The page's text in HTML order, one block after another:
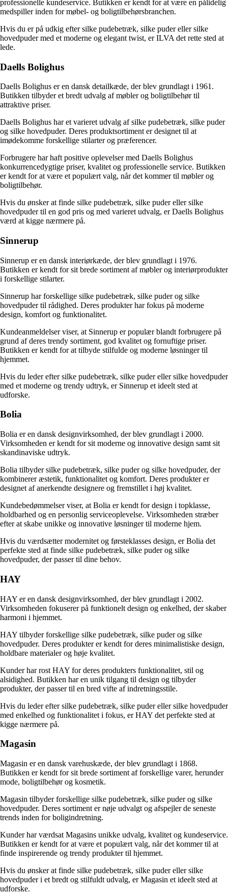
professionelle kundeservice. Butikken er kendt for at være en pålidelig
medspiller inden for møbel- og boligtilbehørsbranchen.
Hvis du er på udkig efter silke pudebetræk, silke puder eller silke
hovedpuder med et moderne og elegant twist, er ILVA det rette sted at
lede.
Daells Bolighus
Daells Bolighus er en dansk detailkæde, der blev grundlagt i 1961.
Butikken tilbyder et bredt udvalg af møbler og boligtilbehør til
attraktive priser.
Daells Bolighus har et varieret udvalg af silke pudebetræk, silke puder
og silke hovedpuder. Deres produktsortiment er designet til at
imødekomme forskellige stilarter og præferencer.
Forbrugere har haft positive oplevelser med Daells Bolighus
konkurrencedygtige priser, kvalitet og professionelle service. Butikken
er kendt for at være et populært valg, når det kommer til møbler og
boligtilbehør.
Hvis du ønsker at finde silke pudebetræk, silke puder eller silke
hovedpuder til en god pris og med varieret udvalg, er Daells Bolighus
værd at kigge nærmere på.
Sinnerup
Sinnerup er en dansk interiørkæde, der blev grundlagt i 1976.
Butikken er kendt for sit brede sortiment af møbler og interiørprodukter
i forskellige stilarter.
Sinnerup har forskellige silke pudebetræk, silke puder og silke
hovedpuder til rådighed. Deres produkter har fokus på moderne
design, komfort og funktionalitet.
Kundeanmeldelser viser, at Sinnerup er populær blandt forbrugere på
grund af deres trendy sortiment, god kvalitet og fornuftige priser.
Butikken er kendt for at tilbyde stilfulde og moderne løsninger til
hjemmet.
Hvis du leder efter silke pudebetræk, silke puder eller silke hovedpuder
med et moderne og trendy udtryk, er Sinnerup et ideelt sted at
udforske.
Bolia
Bolia er en dansk designvirksomhed, der blev grundlagt i 2000.
Virksomheden er kendt for sit moderne og innovative design samt sit
skandinaviske udtryk.
Bolia tilbyder silke pudebetræk, silke puder og silke hovedpuder, der
kombinerer æstetik, funktionalitet og komfort. Deres produkter er
designet af anerkendte designere og fremstillet i høj kvalitet.
Kundebedømmelser viser, at Bolia er kendt for design i topklasse,
holdbarhed og en personlig serviceoplevelse. Virksomheden stræber
efter at skabe unikke og innovative løsninger til moderne hjem.
Hvis du værdsætter modernitet og førsteklasses design, er Bolia det
perfekte sted at finde silke pudebetræk, silke puder og silke
hovedpuder, der passer til dine behov.
HAY
HAY er en dansk designvirksomhed, der blev grundlagt i 2002.
Virksomheden fokuserer på funktionelt design og enkelhed, der skaber
harmoni i hjemmet.
HAY tilbyder forskellige silke pudebetræk, silke puder og silke
hovedpuder. Deres produkter er kendt for deres minimalistiske design,
holdbare materialer og høje kvalitet.
Kunder har rost HAY for deres produkters funktionalitet, stil og
alsidighed. Butikken har en unik tilgang til design og tilbyder
produkter, der passer til en bred vifte af indretningsstile.
Hvis du leder efter silke pudebetræk, silke puder eller silke hovedpuder
med enkelhed og funktionalitet i fokus, er HAY det perfekte sted at
kigge nærmere på.
Magasin
Magasin er en dansk varehuskæde, der blev grundlagt i 1868.
Butikken er kendt for sit brede sortiment af forskellige varer, herunder
mode, boligtilbehør og kosmetik.
Magasin tilbyder forskellige silke pudebetræk, silke puder og silke
hovedpuder. Deres sortiment er nøje udvalgt og afspejler de seneste
trends inden for boligindretning.
Kunder har værdsat Magasins unikke udvalg, kvalitet og kundeservice.
Butikken er kendt for at være et populært valg, når det kommer til at
finde inspirerende og trendy produkter til hjemmet.
Hvis du ønsker at finde silke pudebetræk, silke puder eller silke
hovedpuder i et bredt og stilfuldt udvalg, er Magasin et ideelt sted at
udforske.